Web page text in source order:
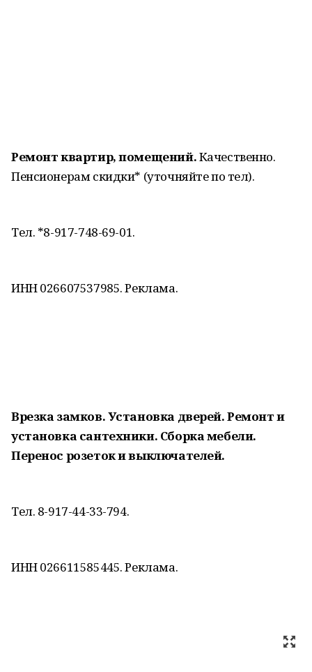
Ремонт квартир, помещений.Качественно.
Пенсионерам скидки* (уточняйте по тел).
Тел. *8-917-748-69-01.
ИНН 026607537985. Реклама.
Врезка замков. Установка дверей. Ремонт и
установка сантехники. Сборка мебели.
Перенос розеток и выключателей.
Тел. 8-917-44-33-794.
ИНН 026611585445. Реклама.